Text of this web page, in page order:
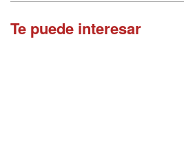
Te puede interesar